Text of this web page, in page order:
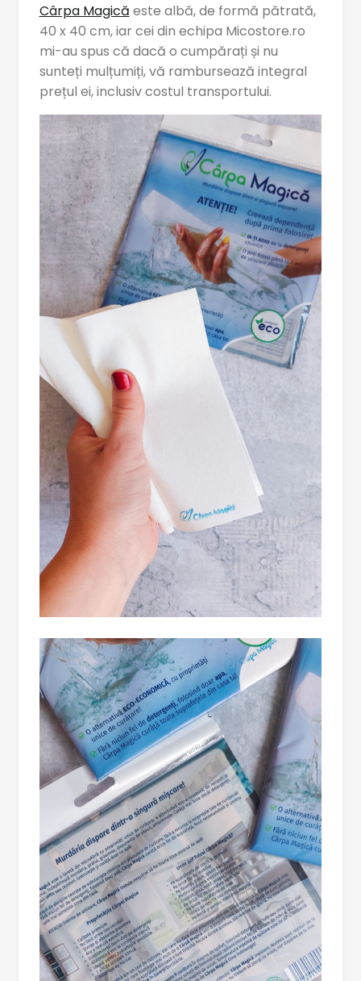
Cârpa Magică este albă, de formă pătrată,
40 x 40 cm, iar cei din echipa Micostore.ro
mi-au spus că dacă o cumpărați și nu
sunteți mulțumiți, vă rambursează integral
prețul ei, inclusiv costul transportului.